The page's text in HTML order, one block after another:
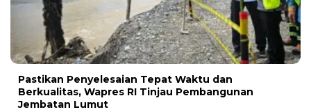
Pastikan Penyelesaian Tepat Waktu dan
Berkualitas, Wapres RI Tinjau Pembangunan
Jembatan Lumut